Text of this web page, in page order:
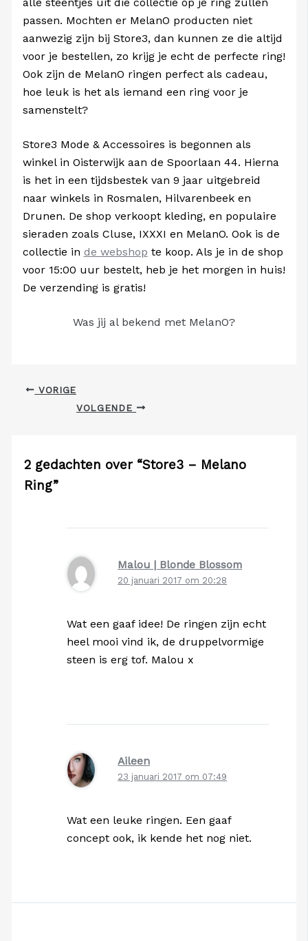
passen. Mochten er MelanO producten niet
aanwezig zijn bij Store3, dan kunnen ze die altijd
voor je bestellen, zo krijg je echt de perfecte ring!
Ook zijn de MelanO ringen perfect als cadeau,
hoe leuk is het als iemand een ring voor je
samenstelt?
Store3 Mode & Accessoires is begonnen als
winkel in Oisterwijk aan de Spoorlaan 44. Hierna
is het in een tijdsbestek van 9 jaar uitgebreid
naar winkels in Rosmalen, Hilvarenbeek en
Drunen. De shop verkoopt kleding, en populaire
sieraden zoals Cluse, IXXXI en MelanO. Ook is de
collectie in de webshop te koop. Als je in de shop
voor 15:00 uur bestelt, heb je het morgen in huis!
De verzending is gratis!
Was jij al bekend met MelanO?
VORIGE
VOLGENDE
2 gedachten over “Store3 – Melano
Ring”
Malou | Blonde Blossom
20 januari 2017 om 20:28
Wat een gaaf idee! De ringen zijn echt
heel mooi vind ik, de druppelvormige
steen is erg tof. Malou x
Aileen
23 januari 2017 om 07:49
Wat een leuke ringen. Een gaaf
concept ook, ik kende het nog niet.